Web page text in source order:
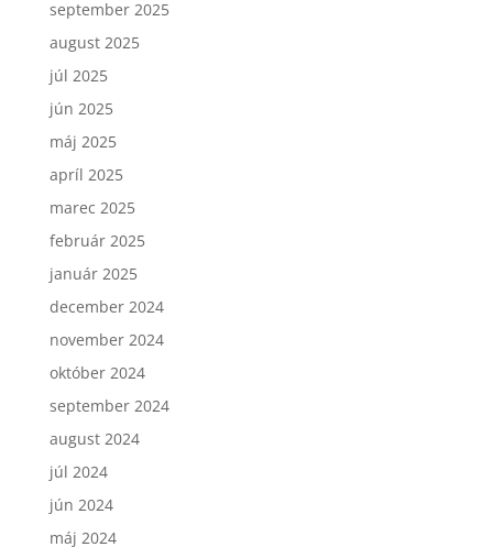
september 2025
august 2025
júl 2025
jún 2025
máj 2025
apríl 2025
marec 2025
február 2025
január 2025
december 2024
november 2024
október 2024
september 2024
august 2024
júl 2024
jún 2024
máj 2024